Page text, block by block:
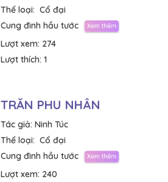
Thể loại: Cổ đại
Cung đình hầu tước
Lượt xem: 274
Lượt thích: 1
TRĂN PHU NHÂN
Tác giả: Ninh Túc
Thể loại: Cổ đại
Cung đình hầu tước
Lượt xem: 240